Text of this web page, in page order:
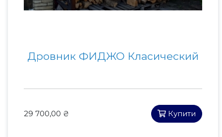
Дровник ФИДЖО Класический
29 700,00 ₴ Купити